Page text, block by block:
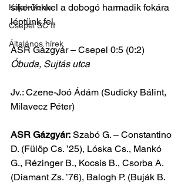
Kajak-Kenu
Csepel SC II
Általános hírek
sikerünkkel a dobogó harmadik fokára
léptünk fel.
ASR Gázgyár – Csepel 0:5 (0:2)
Óbuda, Sujtás utca
Jv.: Czene-Joó Ádám (Sudicky Bálint,
Milavecz Péter)
ASR Gázgyár: Szabó G. – Constantino
D. (Fülöp Cs. ’25), Lóska Cs., Mankó
G., Rézinger B., Kocsis B., Csorba A.
(Diamant Zs. ’76), Balogh P. (Buják B.